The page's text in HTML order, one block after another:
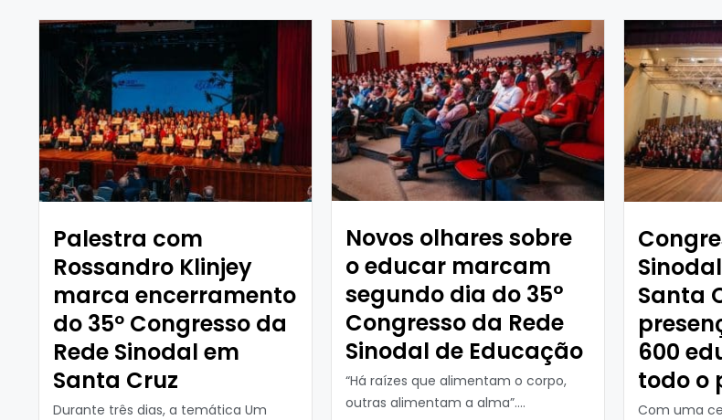
Palestra com
Rossandro Klinjey
marca encerramento
do 35º Congresso da
Rede Sinodal em
Santa Cruz
Durante três dias, a temática Um
Novos olhares sobre
o educar marcam
segundo dia do 35°
Congresso da Rede
Sinodal de Educação
“Há raízes que alimentam o corpo,
outras alimentam a alma”....
Santa
600
todo o
Com uma